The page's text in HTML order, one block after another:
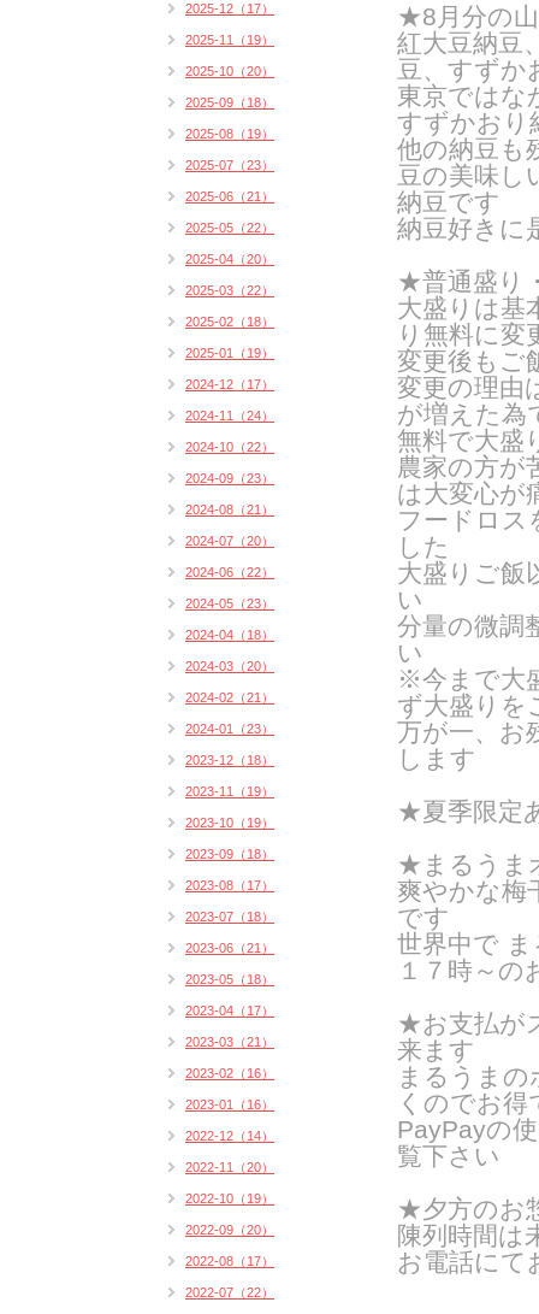
★8月分の
紅大豆納豆
豆、すずか
東京ではな
すずかおり
他の納豆も
豆の美味し
納豆です
納豆好きに
★普通盛り
大盛りは基
り無料に変
変更後もご
変更の理由
が増えた為
無料で大盛
農家の方が
は大変心が
フードロス
した
大盛りご飯
い
分量の微調
い
※今まで大
ず大盛りを
万が一、お
します
★夏季限定
★まるうま
爽やかな梅
です
世界中で
１７時～の
★お支払が
来ます
まるうま
くのでお得
PayPayの
覧下さい
★夕方のお
陳列時間は
お電話にて
2025-12（17）
2025-11（19）
2025-10（20）
2025-09（18）
2025-08（19）
2025-07（23）
2025-06（21）
2025-05（22）
2025-04（20）
2025-03（22）
2025-02（18）
2025-01（19）
2024-12（17）
2024-11（24）
2024-10（22）
2024-09（23）
2024-08（21）
2024-07（20）
2024-06（22）
2024-05（23）
2024-04（18）
2024-03（20）
2024-02（21）
2024-01（23）
2023-12（18）
2023-11（19）
2023-10（19）
2023-09（18）
2023-08（17）
2023-07（18）
2023-06（21）
2023-05（18）
2023-04（17）
2023-03（21）
2023-02（16）
2023-01（16）
2022-12（14）
2022-11（20）
2022-10（19）
2022-09（20）
2022-08（17）
2022-07（22）